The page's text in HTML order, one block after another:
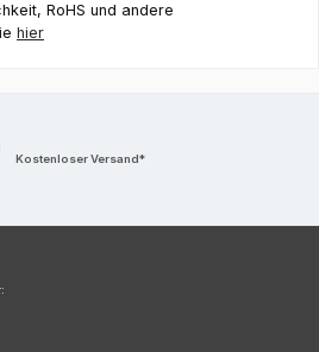
RoHS und andere
hier
Kostenloser Versand*